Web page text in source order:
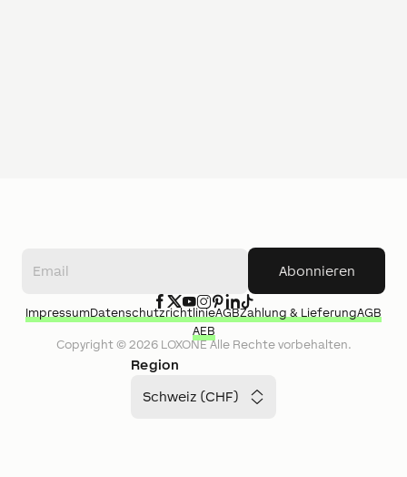
Abonnieren
Region
Schweiz (CHF)
Copyright © 2026LOXONEAlle Rechte vorbehalten.
ImpressumDatenschutzrichtlinieAGBZahlung & LieferungAGB
AEB